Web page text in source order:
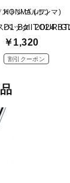
トンゴルフ)
ペック TOUR
HONMA (ホンマ)
D1 Ball 2024
￥1,320
割引クーポン